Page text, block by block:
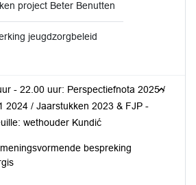
project Beter Benutten
jeugdzorgbeleid
- 22.00 uur: Perspectiefnota 2025 /
2024 / Jaarstukken 2023 & FJP -
wethouder Kundić
bespreking